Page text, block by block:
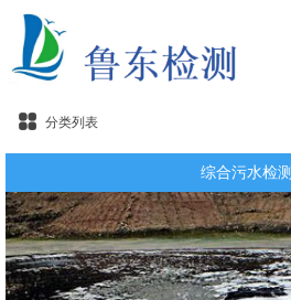
分类列表
综合污水检测